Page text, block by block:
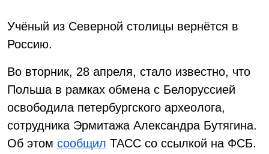
Учёный из Северной столицы вернётся в
Россию.
Во вторник, 28 апреля, стало известно, что
Польша в рамках обмена с Белоруссией
освободила петербургского археолога,
сотрудника Эрмитажа Александра Бутягина.
Об этом сообщил ТАСС со ссылкой на ФСБ.